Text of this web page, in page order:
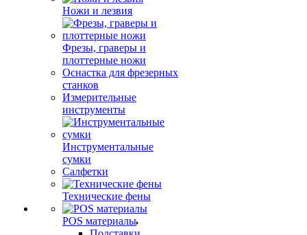
Ножи и лезвия
Фрезы, граверы и
плоттерные ножи
Оснастка для фрезерных
станков
Измерительные
инструменты
Инструментальные
сумки
Салфетки
Технические фены
POS материалы